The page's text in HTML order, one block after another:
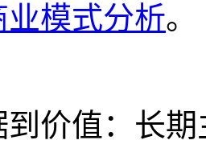
业模式分析。
到价值：长